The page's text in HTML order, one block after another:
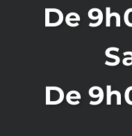
De
De